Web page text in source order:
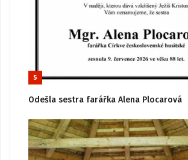
5
Odešla sestra farářka Alena Plocarová